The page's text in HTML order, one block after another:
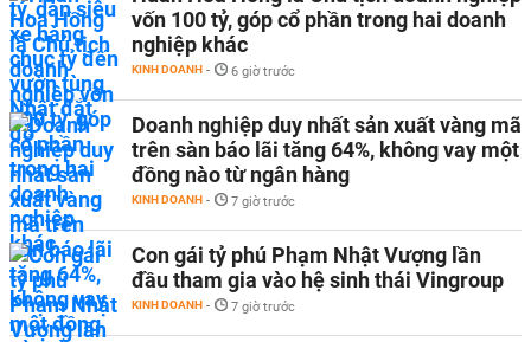
vốn 100 tỷ, góp cổ phần trong hai doanh
nghiệp khác
KINH DOANH - 6 giờ trước
Doanh nghiệp duy nhất sản xuất vàng mã
trên sàn báo lãi tăng 64%, không vay một
đồng nào từ ngân hàng
KINH DOANH - 7 giờ trước
Con gái tỷ phú Phạm Nhật Vượng lần
đầu tham gia vào hệ sinh thái Vingroup
KINH DOANH - 7 giờ trước